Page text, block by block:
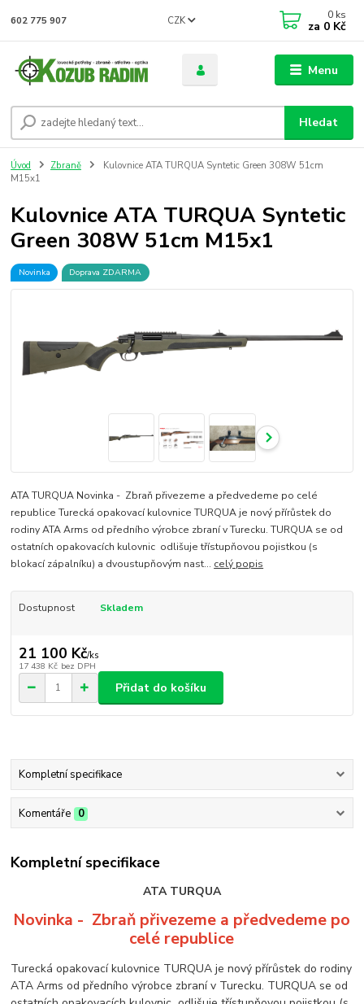
Menu
CZK
Hledat
602 775 907 0 ks
za 0 Kč
Úvod Zbraně
Kulovnice ATA TURQUA Syntetic Green 308W 51cm
M15x1
Kulovnice ATA TURQUA Syntetic
Green 308W 51cm M15x1
Novinka Doprava ZDARMA
ATA TURQUA Novinka - Zbraň přivezeme a předvedeme po celé
republice Turecká opakovací kulovnice TURQUA je nový přírůstek do
rodiny ATA Arms od předního výrobce zbraní v Turecku. TURQUA se od
ostatních opakovacích kulovnic odlišuje třístupňovou pojistkou (s
blokací zápalníku) a dvoustupňovým nast... celý popis
Dostupnost Skladem
21 100 Kč/ks
17 438 Kč bez DPH
Přidat do košíku
Kompletní specifikace
Komentáře 0
Kompletní specifikace
ATA TURQUA
Novinka - Zbraň přivezeme a předvedeme po
celé republice
Turecká opakovací kulovnice TURQUA je nový přírůstek do rodiny
ATA Arms od předního výrobce zbraní v Turecku. TURQUA se od